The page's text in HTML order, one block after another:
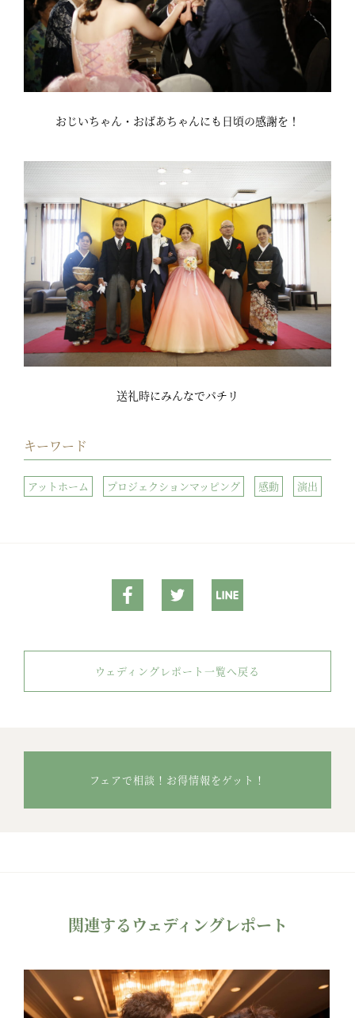
おじいちゃん・おばあちゃんにも日頃の感謝を！
送礼時にみんなでパチリ
キーワード
アットホーム プロジェクションマッピング 感動 演出
ウェディングレポート一覧へ戻る
フェアで相談！お得情報をゲット！
関連するウェディングレポート